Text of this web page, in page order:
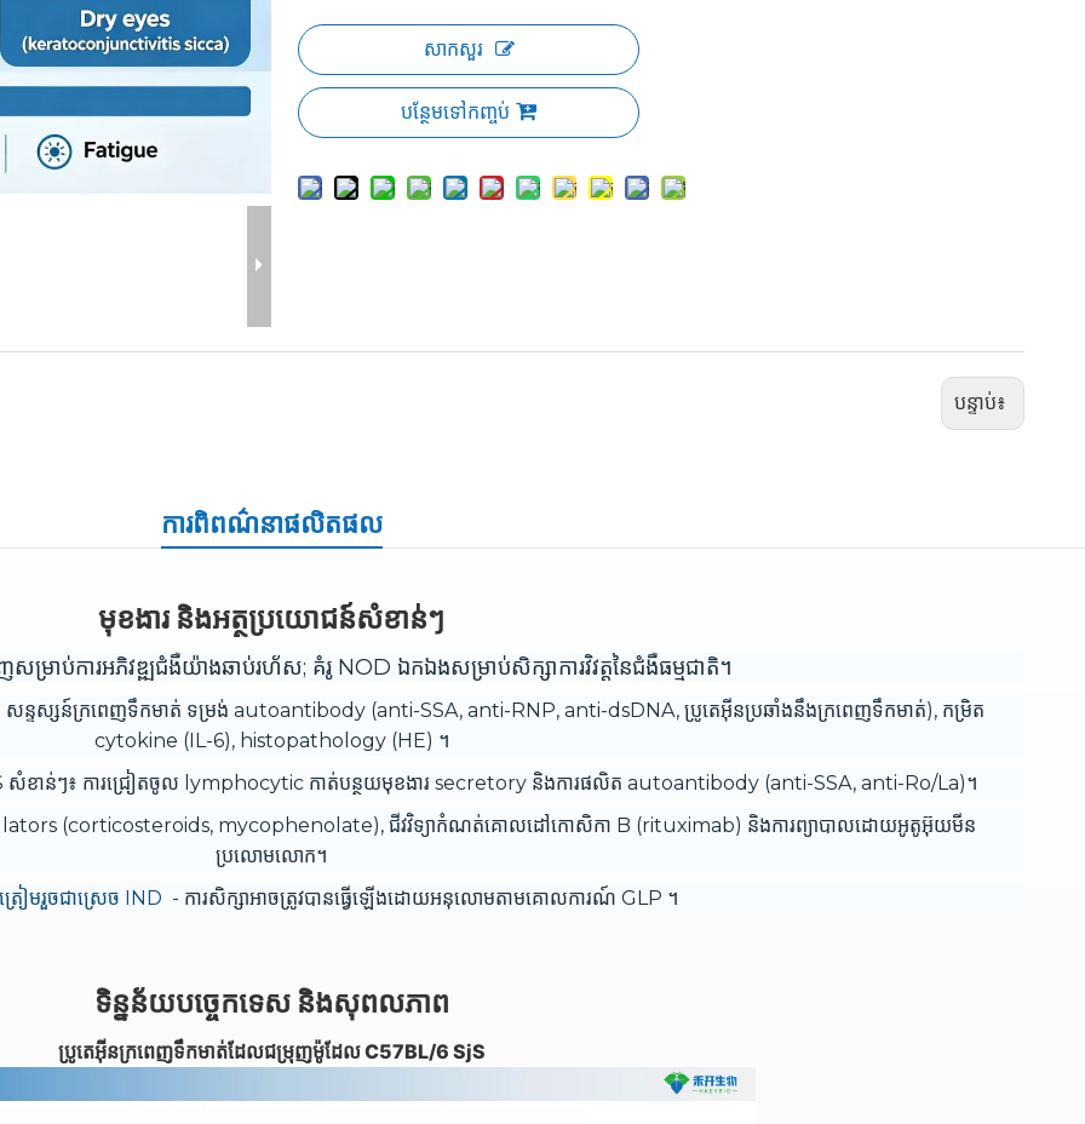
សាកសួរ
បន្ថែមទៅកញ្ចប់
បន្ទាប់៖
ការពិពណ៌នាផលិតផល
មុខងារ និងអត្ថប្រយោជន៍សំខាន់ៗ
ម្រាប់ការអភិវឌ្ឍជំងឺយ៉ាងឆាប់រហ័ស; គំរូ NOD ឯកឯងសម្រាប់សិក្សាការវិវត្តនៃជំងឺធម្មជាតិ។
ន្ទស្សន៍ក្រពេញទឹកមាត់ ទម្រង់ autoantibody (anti-SSA, anti-RNP, anti-dsDNA, ប្រូតេអ៊ីនប្រឆាំងនឹងក្រពេញទឹកមាត់), កម្រិត
cytokine (IL-6), histopathology (HE) ។
សំខាន់ៗ៖ ការជ្រៀតចូល lymphocytic កាត់បន្ថយមុខងារ secretory និងការផលិត autoantibody (anti-SSA, anti-Ro/La)។
(corticosteroids, mycophenolate), ជីវវិទ្យាកំណត់គោលដៅកោសិកា B (rituximab) និងការព្យាបាលដោយអូតូអ៊ុយមីន
ប្រលោមលោក។
ៀមរួចជាស្រេច IND - ការសិក្សាអាចត្រូវបានធ្វើឡើងដោយអនុលោមតាមគោលការណ៍ GLP ។
ទិន្នន័យបច្ចេកទេស និងសុពលភាព
ប្រូតេអុីនក្រពេញទឹកមាត់ដែលជម្រុញម៉ូដែល C57BL/6 SjS